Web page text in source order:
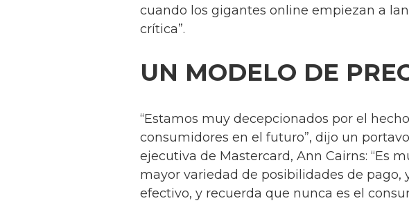
cuando los gigantes online empiezan a
crítica”.
UN MODELO DE
“Estamos muy decepcionados por el
consumidores en el futuro”, dijo un
ejecutiva de Mastercard, Ann Cairns: “Es
mayor variedad de posibilidades de pago,
efectivo, y recuerda que nunca es el